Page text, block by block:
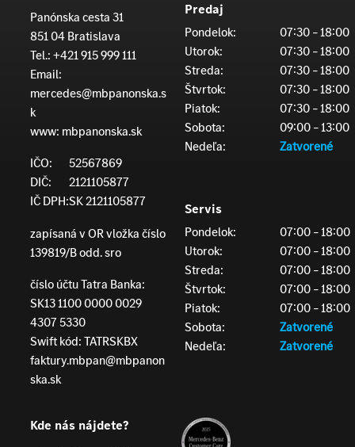
Panónska cesta 31
851 04 Bratislava
Tel.:+421 915 999 111
Email:
mercedes@mbpanonska.s
k
www: mbpanonska.sk
IČO:
52567869
DIČ:
2121105877
IČ DPH:SK 2121105877
zapísaná v OR vložka číslo
139819/B odd. sro
číslo účtu Tatra Banka:
SK13 1100 0000 0029
4307 5330
Swift kód: TATRSKBX
faktury.mbpan@mbpanon
ska.sk
Predaj
Pondelok:
07:30 – 18:00
Utorok:
07:30 – 18:00
Streda:
07:30 – 18:00
Štvrtok:
07:30 – 18:00
Piatok:
07:30 – 18:00
Sobota:
09:00 – 13:00
Nedeľa:
Zatvorené
Servis
Pondelok:
07:00 – 18:00
Utorok:
07:00 – 18:00
Streda:
07:00 – 18:00
Štvrtok:
07:00 – 18:00
Piatok:
07:00 – 18:00
Sobota:
Zatvorené
Nedeľa:
Zatvorené
Kde nás nájdete?